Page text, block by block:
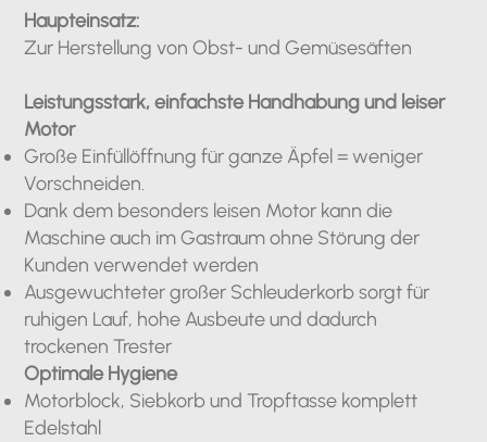
Haupteinsatz:
Zur Herstellung von Obst- und Gemüsesäften
Leistungsstark, einfachste Handhabung und leiser
Motor
Große Einfüllöffnung für ganze Äpfel = weniger
Vorschneiden.
Dank dem besonders leisen Motor kann die
Maschine auch im Gastraum ohne Störung der
Kunden verwendet werden
Ausgewuchteter großer Schleuderkorb sorgt für
ruhigen Lauf, hohe Ausbeute und dadurch
trockenen Trester
Optimale Hygiene
Motorblock, Siebkorb und Tropftasse komplett
Edelstahl